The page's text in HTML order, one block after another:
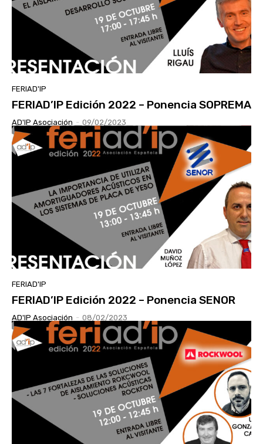
FERIAD'IP
FERIAD’IP Edición 2022 – Ponencia SOPREMA
AD'IP Asociación - 09/02/2023
FERIAD'IP
FERIAD’IP Edición 2022 – Ponencia SENOR
AD'IP Asociación - 08/02/2023